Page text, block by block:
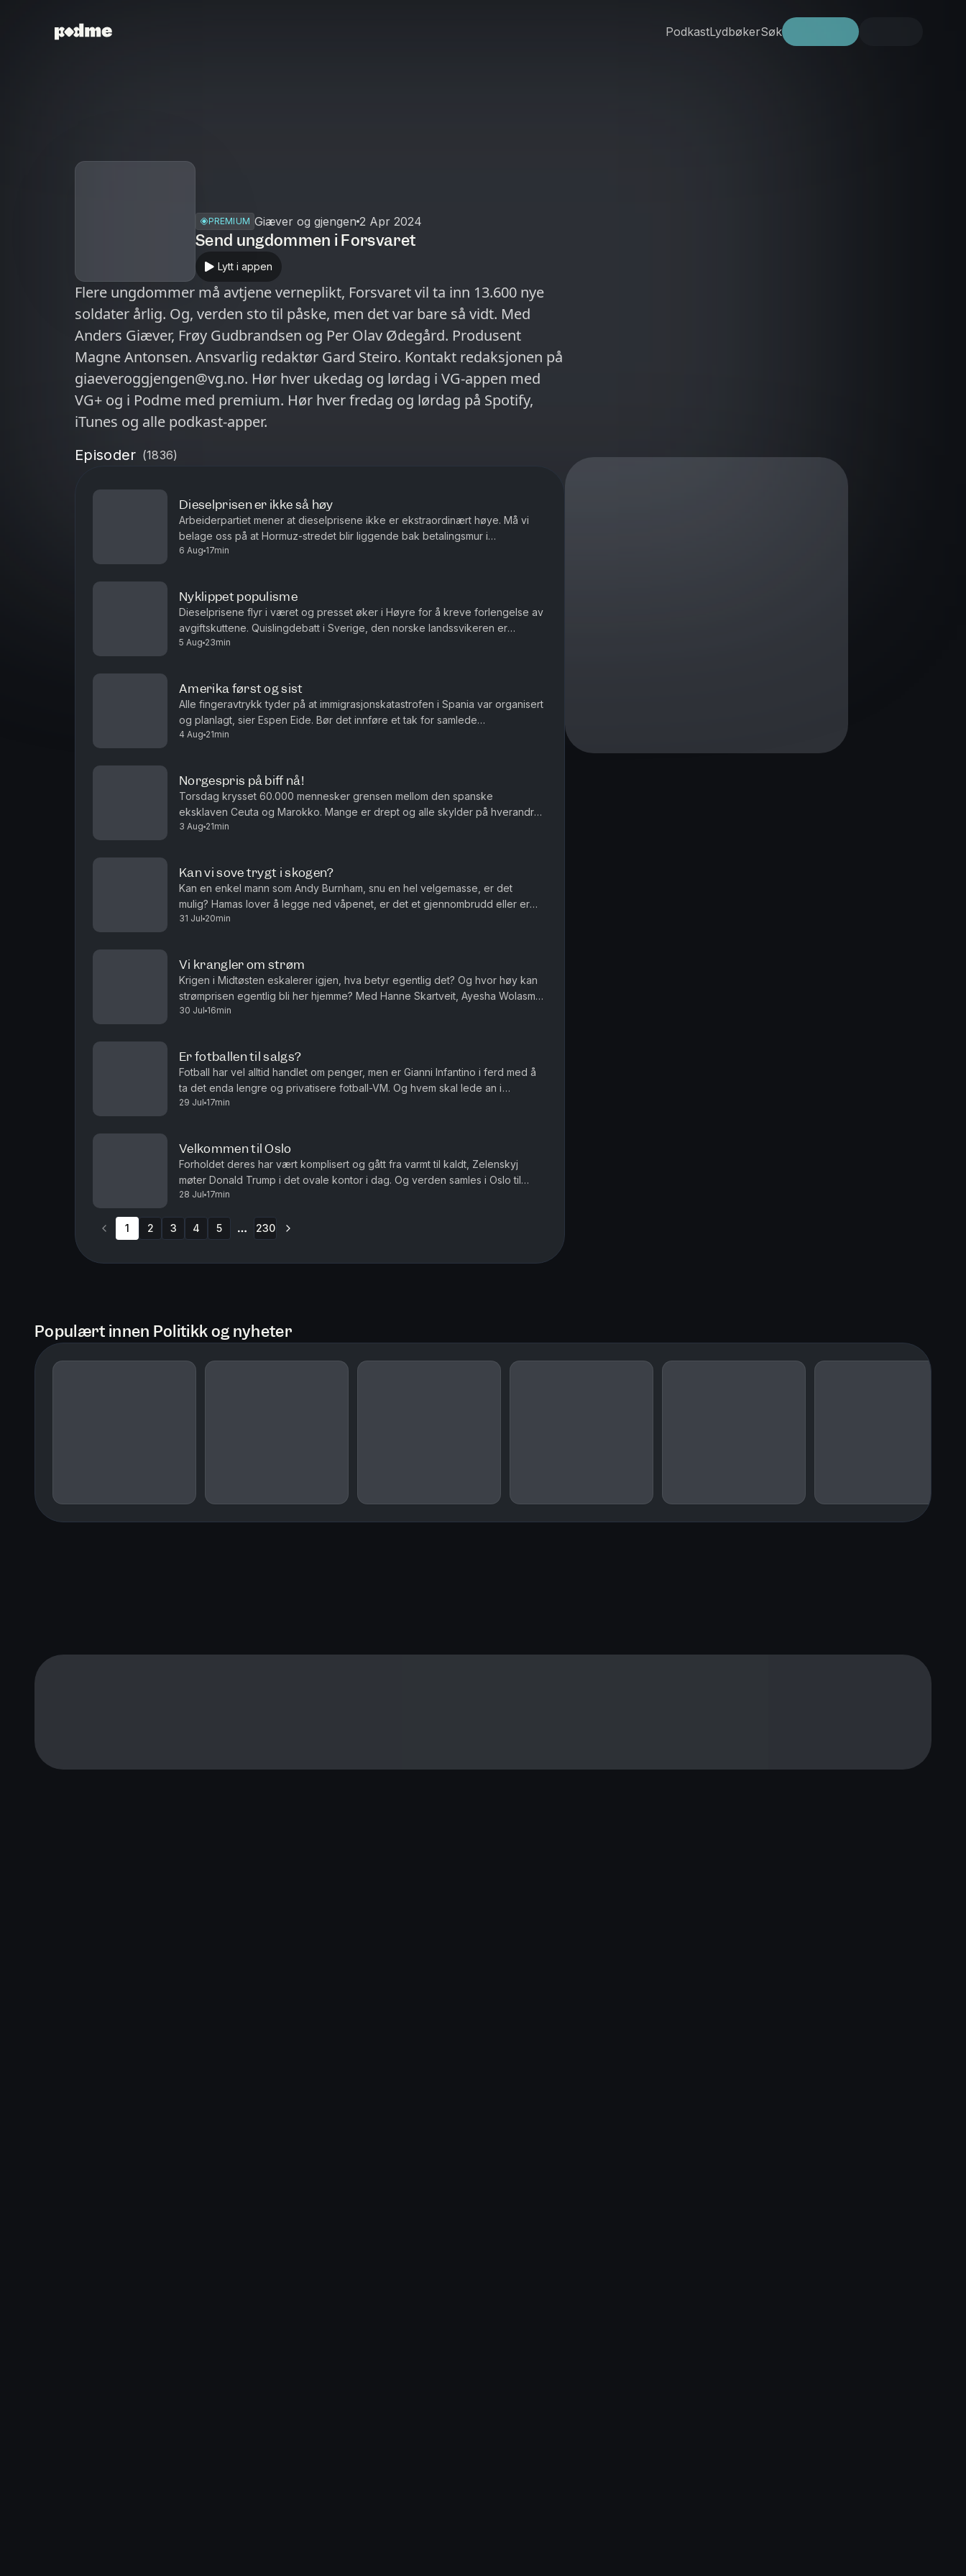
PodkastLydbøkerSøk
PREMIUM Giæver og gjengen 2 Apr 2024
Send ungdommen i Forsvaret
Lytt i appen
Flere ungdommer må avtjene verneplikt, Forsvaret vil ta inn 13.600 nye
soldater årlig. Og, verden sto til påske, men det var bare så vidt. Med
Anders Giæver, Frøy Gudbrandsen og Per Olav Ødegård. Produsent
Magne Antonsen. Ansvarlig redaktør Gard Steiro. Kontakt redaksjonen på
giaeveroggjengen@vg.no. Hør hver ukedag og lørdag i VG-appen med
VG+ og i Podme med premium. Hør hver fredag og lørdag på Spotify,
iTunes og alle podkast-apper.
Episoder (1836)
Dieselprisen er ikke så høy
Arbeiderpartiet mener at dieselprisene ikke er ekstraordinært høye. Må vi
belage oss på at Hormuz-stredet blir liggende bak betalingsmur i
uoverskuelig fremtid? Antall sivile Ukrainere som blir drept ...
6 Aug 17min
Nyklippet populisme
Dieselprisene flyr i været og presset øker i Høyre for å kreve forlengelse av
avgiftskuttene. Quislingdebatt i Sverige, den norske landssvikeren er
aktualisert i landet som holdt seg nøytral under and...
5 Aug 23min
Amerika først og sist
Alle fingeravtrykk tyder på at immigrasjonskatastrofen i Spania var organisert
og planlagt, sier Espen Eide. Bør det innføre et tak for samlede
velferdsytelser er debatten etter et regnestykke til NAV...
4 Aug 21min
Norgespris på biff nå!
Torsdag krysset 60.000 mennesker grensen mellom den spanske
eksklaven Ceuta og Marokko. Mange er drept og alle skylder på hverandre
i sakens anledning, og må det innføres norgespris på biff i dette la...
3 Aug 21min
Kan vi sove trygt i skogen?
Kan en enkel mann som Andy Burnham, snu en hel velgemasse, er det
mulig? Hamas lover å legge ned våpenet, er det et gjennombrudd eller er
det ren ønsketetenkning. Og har menn et spesielt ansvar når de...
31 Jul 20min
Vi krangler om strøm
Krigen i Midtøsten eskalerer igjen, hva betyr egentlig det? Og hvor høy kan
strømprisen egentlig bli her hjemme? Med Hanne Skartveit, Ayesha Wolasmal
og Roar Valderhaug. Produsent Sara Gustavsen. Ansv...
30 Jul 16min
Er fotballen til salgs?
Fotball har vel alltid handlet om penger, men er Gianni Infantino i ferd med å
ta det enda lengre og privatisere fotball-VM. Og hvem skal lede an i
debatten om fordommer mot homofile i muslimske miljø...
29 Jul 17min
Velkommen til Oslo
Forholdet deres har vært komplisert og gått fra varmt til kaldt, Zelenskyj
møter Donald Trump i det ovale kontor i dag. Og verden samles i Oslo til
fotball. Det er ikke fotball VM, men det er Norway C...
28 Jul 17min
1 2 3 4 5 230
Populært innen Politikk og nyheter